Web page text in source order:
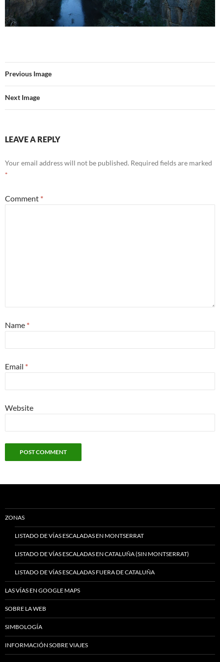
Previous Image
Next Image
LEAVE A REPLY
Your email address will not be published. Required fields are marked
*
Comment *
Name *
Email *
Website
ZONAS
LISTADO DE VÍAS ESCALADAS EN MONTSERRAT
LISTADO DE VÍAS ESCALADAS EN CATALUÑA (SIN MONTSERRAT)
LISTADO DE VÍAS ESCALADAS FUERA DE CATALUÑA
LAS VÍAS EN GOOGLE MAPS
SOBRE LA WEB
SIMBOLOGÍA
INFORMACIÓN SOBRE VIAJES